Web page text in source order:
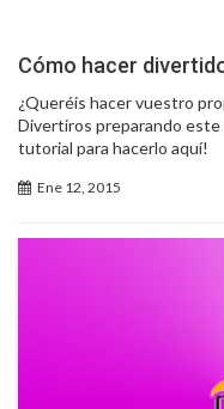
Cómo hacer
¿Queréis hacer vuestro
Divertiros preparando este
tutorial para hacerlo aquí!
Ene 12, 2015